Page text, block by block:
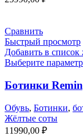
Сравнить
Быстрый просмотр
Добавить в список
Выберите
Ботинки
Обувь, Ботинки,
Жёлтые соты
11990,00 ₽